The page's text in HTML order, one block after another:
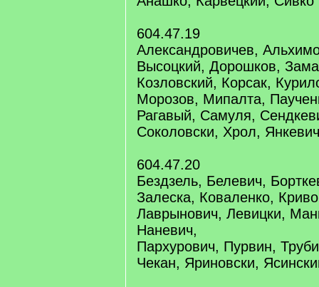
604.47.19
Александровичев,
Высоцкий, Дорошков,
Козловский, Корсак,
Морозов, Мипалта,
Рагавый, Самуля,
Соколовски, Хрол, Янкевич
604.47.20
Бездзель, Белевич,
Залеска, Коваленко,
Лаврынович, Левицки,
Наневич,
Пархурович, Пурвин,
Чекан, Яриновски,